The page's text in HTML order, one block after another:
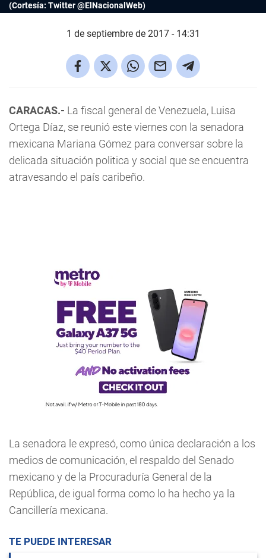
(Cortesía: Twitter @ElNacionalWeb)
1 de septiembre de 2017 - 14:31
CARACAS.- La fiscal general de Venezuela, Luisa
Ortega Díaz, se reunió este viernes con la senadora
mexicana Mariana Gómez para conversar sobre la
delicada situación politica y social que se encuentra
atravesando el país caribeño.
La senadora le expresó, como única declaración a los
medios de comunicación, el respaldo del Senado
mexicano y de la Procuraduría General de la
República, de igual forma como lo ha hecho ya la
Cancillería mexicana.
TE PUEDE INTERESAR